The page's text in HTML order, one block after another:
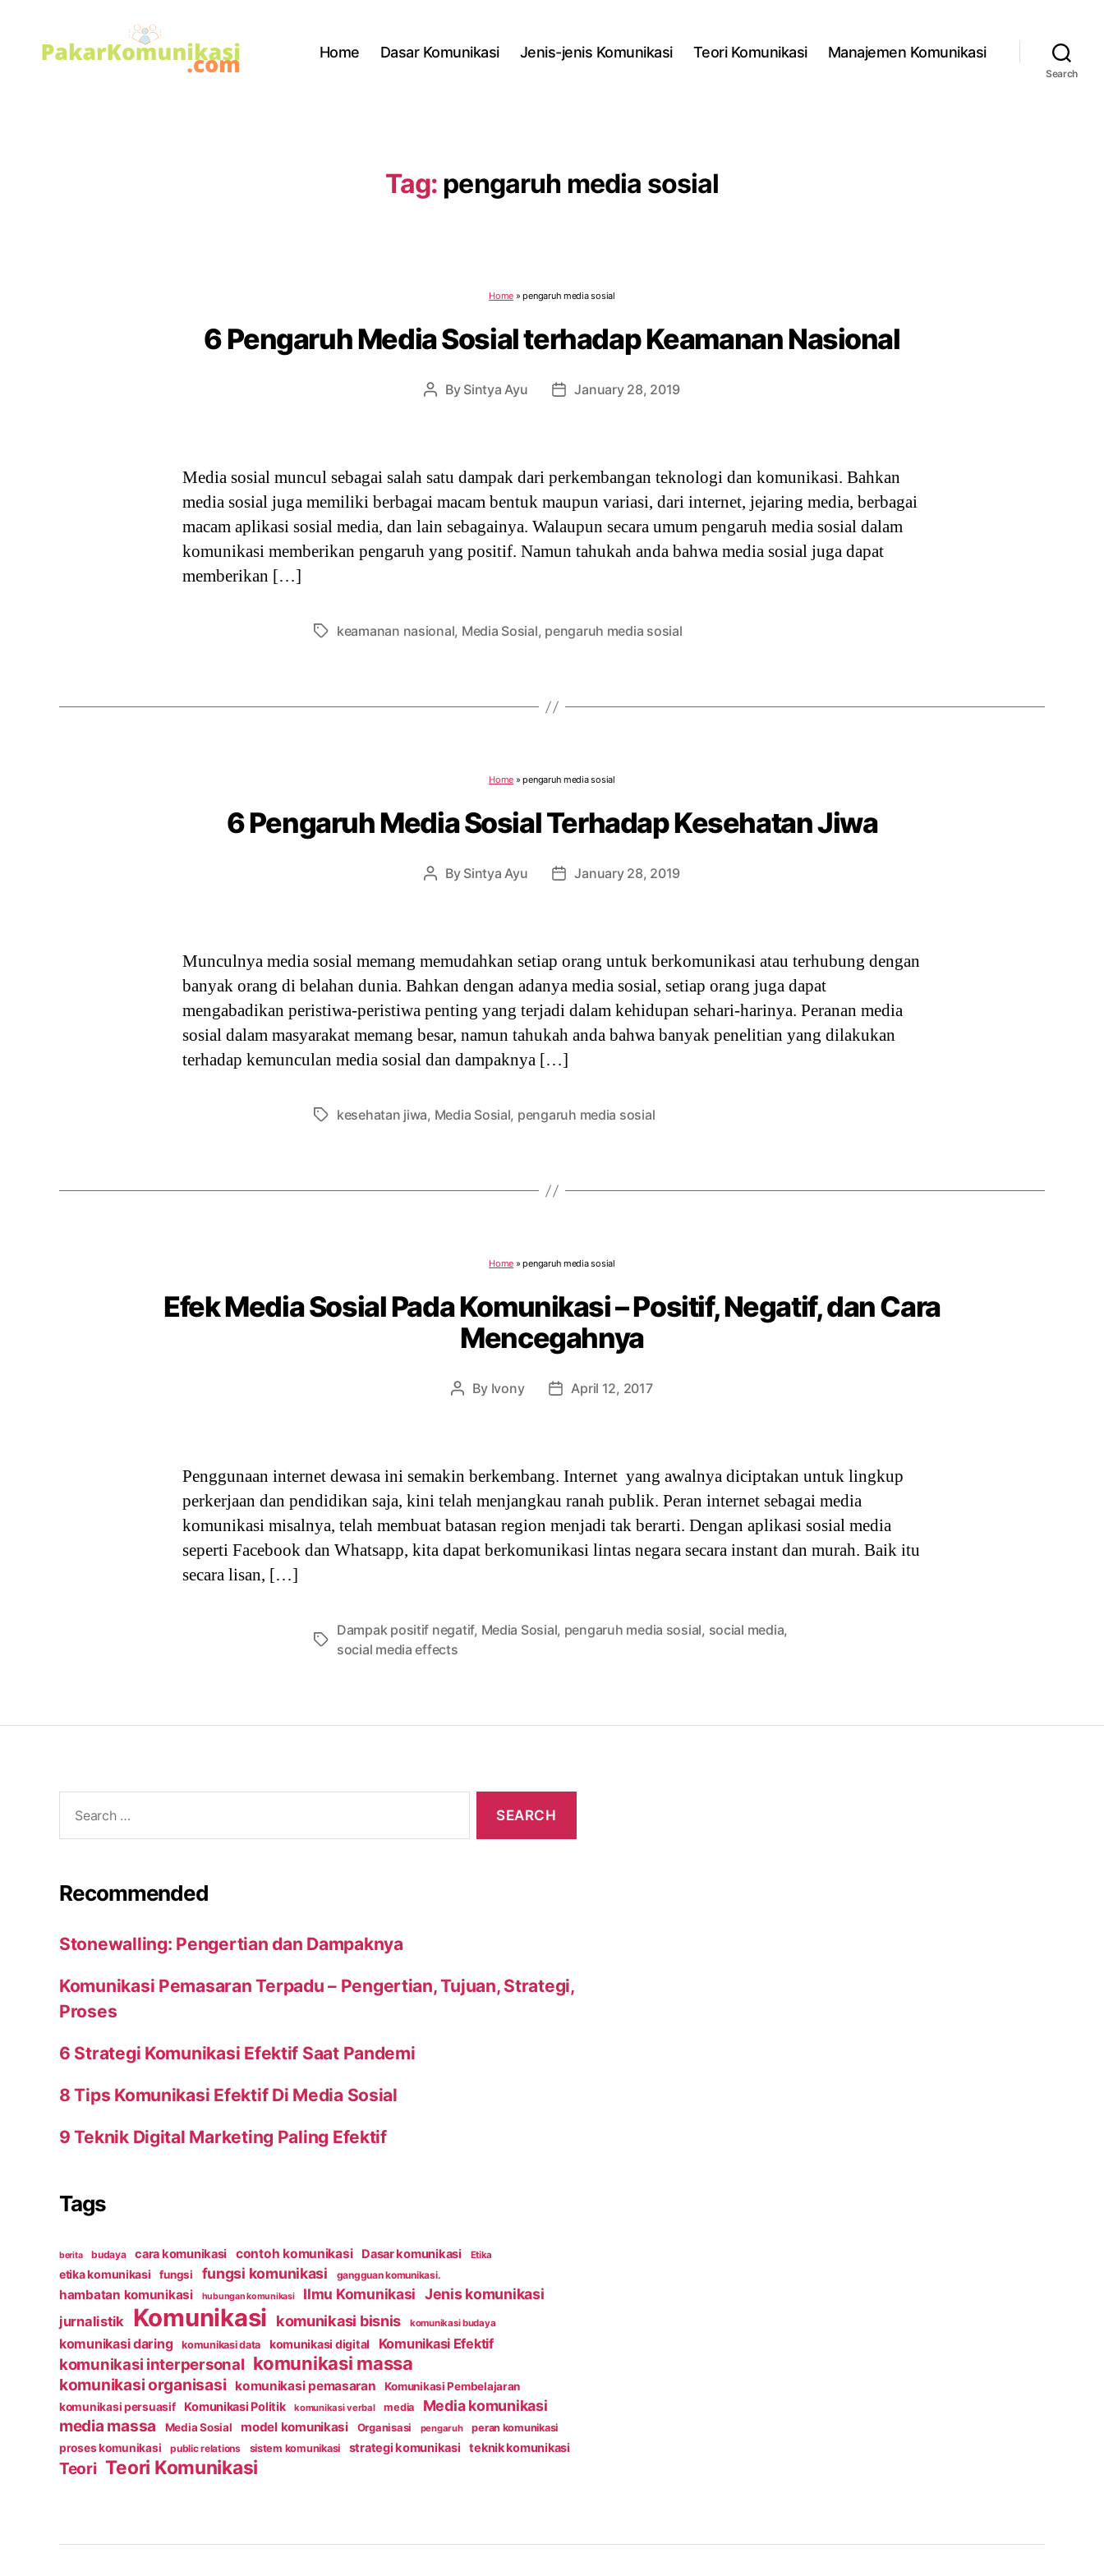
Home Dasar Komunikasi Jenis-jenis Komunikasi Teori Komunikasi Manajemen Komunikasi
Search
Tag: pengaruh media sosial
Home »pengaruh media sosial
6 Pengaruh Media Sosial terhadap Keamanan Nasional
Post
By Sintya Ayu
PostJanuary 28, 2019
Media sosial muncul sebagai salah satu dampak dari perkembangan teknologi dan komunikasi. Bahkan
media sosial juga memiliki berbagai macam bentuk maupun variasi, dari internet, jejaring media, berbagai
macam aplikasi sosial media, dan lain sebagainya. Walaupun secara umum pengaruh media sosial dalam
komunikasi memberikan pengaruh yang positif. Namun tahukah anda bahwa media sosial juga dapat
memberikan […]
Tagskeamanan nasional, Media Sosial, pengaruh media sosial
Home »pengaruh media sosial
6 Pengaruh Media Sosial Terhadap Kesehatan Jiwa
Post
By Sintya Ayu
PostJanuary 28, 2019
Munculnya media sosial memang memudahkan setiap orang untuk berkomunikasi atau terhubung dengan
banyak orang di belahan dunia. Bahkan dengan adanya media sosial, setiap orang juga dapat
mengabadikan peristiwa-peristiwa penting yang terjadi dalam kehidupan sehari-harinya. Peranan media
sosial dalam masyarakat memang besar, namun tahukah anda bahwa banyak penelitian yang dilakukan
terhadap kemunculan media sosial dan dampaknya […]
Tagskesehatan jiwa, Media Sosial, pengaruh media sosial
Home »pengaruh media sosial
Efek Media Sosial Pada Komunikasi – Positif, Negatif, dan Cara
Mencegahnya
Post
By Ivony
PostApril 12, 2017
Penggunaan internet dewasa ini semakin berkembang. Internet yang awalnya diciptakan untuk lingkup
perkerjaan dan pendidikan saja, kini telah menjangkau ranah publik. Peran internet sebagai media
komunikasi misalnya, telah membuat batasan region menjadi tak berarti. Dengan aplikasi sosial media
seperti Facebook dan Whatsapp, kita dapat berkomunikasi lintas negara secara instant dan murah. Baik itu
secara lisan, […]
Tags
Dampak positif negatif, Media Sosial, pengaruh media sosial, social media,
social media effects
for:
Recommended
Stonewalling: Pengertian dan Dampaknya
Komunikasi Pemasaran Terpadu – Pengertian, Tujuan, Strategi,
Proses
6 Strategi Komunikasi Efektif Saat Pandemi
8 Tips Komunikasi Efektif Di Media Sosial
9 Teknik Digital Marketing Paling Efektif
Tags
berita budaya cara komunikasi contoh komunikasi Dasar komunikasi Etika
etika komunikasi fungsi fungsi komunikasi gangguan komunikasi.
hambatan komunikasi hubungan komunikasi Ilmu Komunikasi Jenis komunikasi
jurnalistik Komunikasi komunikasi bisnis komunikasi budaya
komunikasi daring komunikasi data komunikasi digital Komunikasi Efektif
komunikasi interpersonal komunikasi massa
komunikasi organisasi komunikasi pemasaran
Komunikasi Pembelajaran
komunikasi persuasif
Komunikasi Politik komunikasi verbal media Media komunikasi
media massa Media Sosial model komunikasi Organisasi pengaruh peran komunikasi
proses komunikasi public relations sistem komunikasi strategi komunikasi teknik komunikasi
Teori Teori Komunikasi